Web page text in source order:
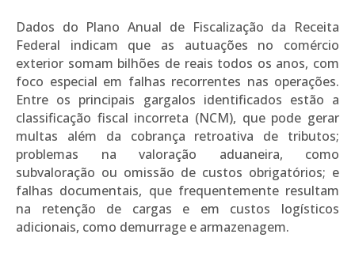
Dados do Plano Anual de Fiscalização da Receita
Federal indicam que as autuações no comércio
exterior somam bilhões de reais todos os anos, com
foco especial em falhas recorrentes nas operações.
Entre os principais gargalos identificados estão a
classificação fiscal incorreta (NCM), que pode gerar
multas além da cobrança retroativa de tributos;
problemas na valoração aduaneira, como
subvaloração ou omissão de custos obrigatórios; e
falhas documentais, que frequentemente resultam
na retenção de cargas e em custos logísticos
adicionais, como demurrage e armazenagem.